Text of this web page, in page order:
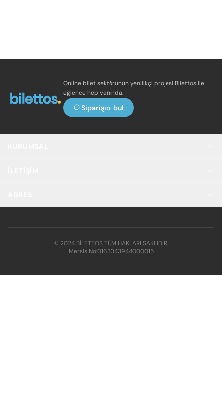
Online bilet sektörünün yenilikçi projesi Bilettos ile
eğlence hep yanında.
Siparişini bul
© 2024 BİLETTOS TÜM HAKLARI SAKLIDIR.
Mersis No:0163043944000015